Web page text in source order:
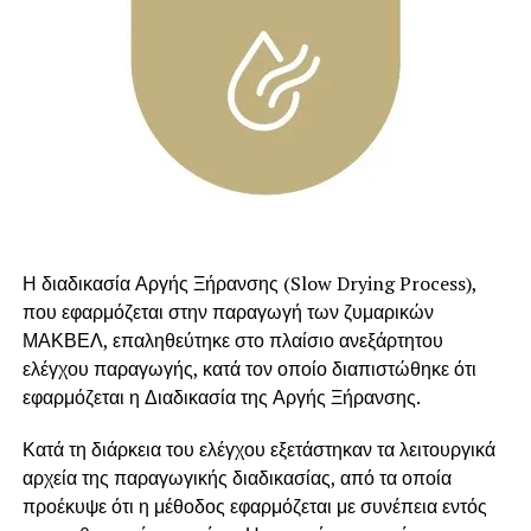
αίμα, μετά το συγκεκριμένο γεύμα.
Η διαδικασία Αργής Ξήρανσης (Slow Drying Process),
που εφαρμόζεται στην παραγωγή των ζυμαρικών
ΜΑΚΒΕΛ, επαληθεύτηκε στο πλαίσιο ανεξάρτητου
ελέγχου παραγωγής, κατά τον οποίο διαπιστώθηκε ότι
εφαρμόζεται η Διαδικασία της Αργής Ξήρανσης.
Κατά τη διάρκεια του ελέγχου εξετάστηκαν τα λειτουργικά
αρχεία της παραγωγικής διαδικασίας, από τα οποία
προέκυψε ότι η μέθοδος εφαρμόζεται με συνέπεια εντός